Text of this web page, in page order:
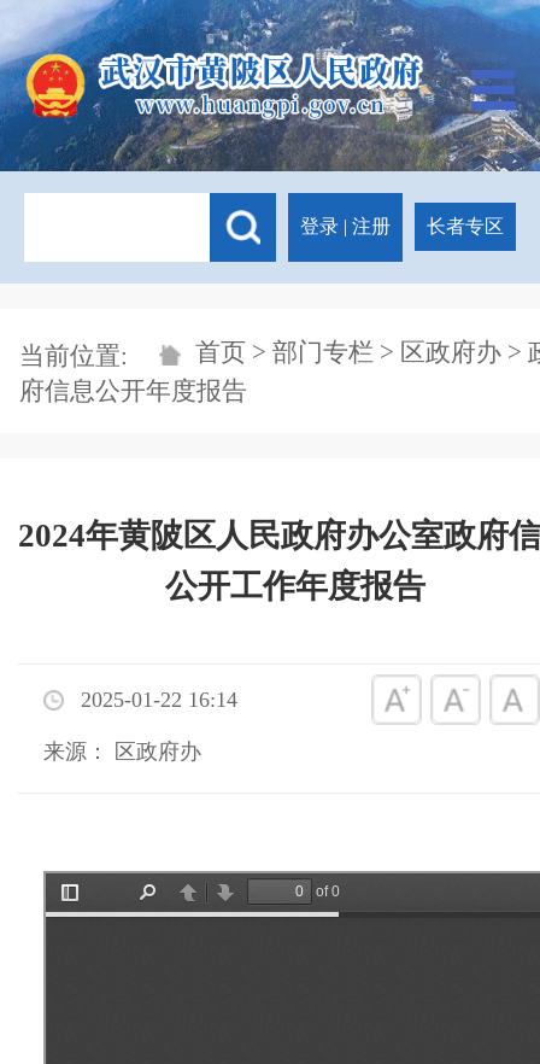
登录 | 注册 长者专区
当前位置: 首页 > 部门专栏 > 区政府办>
府信息公开年度报告
2024年黄陂区人民政府办公室政府
公开工作年度报告
2025-01-22 16:14
来源： 区政府办